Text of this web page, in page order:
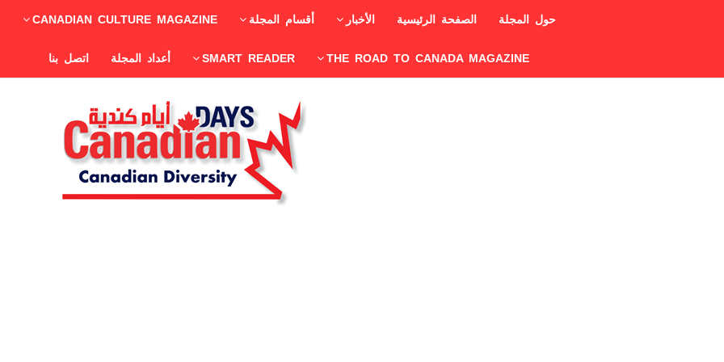
حول المجلة الصفحة الرئيسية الأخبار أقسام المجلة CANADIAN CULTURE MAGAZINE
THE ROAD TO CANADA MAGAZINE
SMART READER أعداد المجلة اتصل بنا